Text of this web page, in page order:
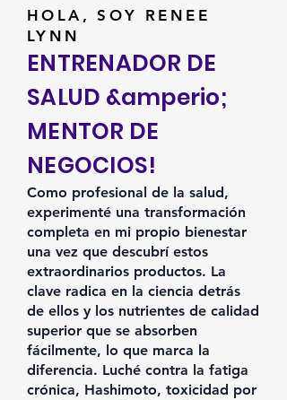
HOLA, SOY RENEE
LYNN
ENTRENADOR DE
SALUD &amperio;
MENTOR DE
NEGOCIOS!
Como profesional de la salud,
experimenté una transformación
completa en mi propio bienestar
una vez que descubrí estos
extraordinarios productos. La
clave radica en la ciencia detrás
de ellos y los nutrientes de calidad
superior que se absorben
fácilmente, lo que marca la
diferencia. Luché contra la fatiga
crónica, Hashimoto, toxicidad por